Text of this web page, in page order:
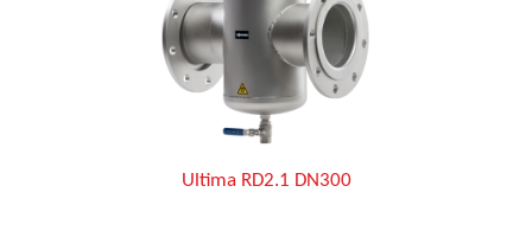
Ultima RD2.1 DN300